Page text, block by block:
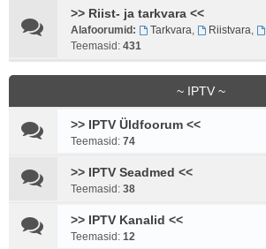
>> Riist- ja tarkvara <<
Alafoorumid: Tarkvara Riistvara
Teemasid: 431
~ IPTV ~
>> IPTV Üldfoorum <<
Teemasid: 74
>> IPTV Seadmed <<
Teemasid: 38
>> IPTV Kanalid <<
Teemasid: 12